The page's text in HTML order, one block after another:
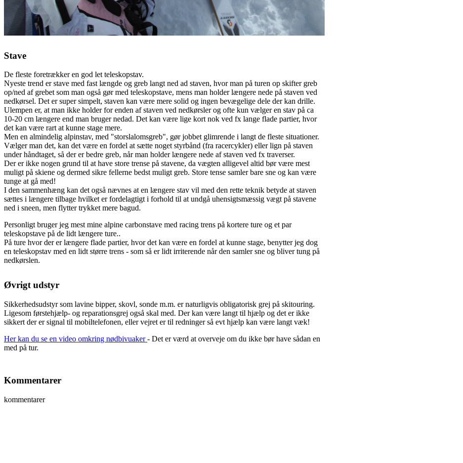
Stave
De fleste foretrækker en god let teleskopstav.
Nyeste trend er stave med fast længde og greb langt ned ad staven, hvor man på turen op skifter greb
op/ned af grebet som man også gør med teleskopstave, mens man holder længere nede på staven ved
nedkørsel. Det er super simpelt, staven kan være mere solid og ingen bevægelige dele der kan drille.
Ulempen er, at man ikke holder for enden af staven ved nedkørsler og ofte kun vælger en stav på ca
10-20 cm længere end man bruger nedad. Det kan være lige kort nok ved fx lange flade partier, hvor
det kan være rart at kunne stage mere.
Men en almindelig alpinstav, med "storslalomsgreb", gør jobbet glimrende i langt de fleste situationer.
Vælger man det, kan det være en fordel at sætte noget styrbånd (fra racercykler) eller lign på staven
under håndtaget, så der er bedre greb, når man holder længere nede af staven ved fx traverser.
Der er ikke nogen grund til at have store trense på stavene, da vægten alligevel altid bør være mest
muligt på skiene og dermed sikre fellerne bedst muligt greb. Store tense samler bare sne og kan være
tunge at gå med!
I den sammenhæng kan det også nævnes at en længere stav vil med den rette teknik betyde at staven
sættes i længere tilbage hvilket er fordelagtigt i forhold til at undgå uhensigtsmæssig vægt på stavene
ned i sneen, men flytter trykket mere bagud.
Personligt bruger jeg mest mine alpine carbonstave med racing trens på kortere ture og et par
teleskopstave på de lidt længere ture..
På ture hvor der er længere flade partier, hvor det kan være en fordel at kunne stage, benytter jeg dog
en teleskopstav med en lidt større trens - som så er lidt irriterende når den samler sne og bliver tung på
nedkørslen.
Øvrigt udstyr
Sikkerhedsudstyr som lavine bipper, skovl, sonde m.m. er naturligvis obligatorisk grej på skitouring.
Ligesom førstehjælp- og reparationsgrej også skal med. Der kan være langt til hjælp og det er ikke
sikkert der er signal til mobiltelefonen, eller vejret er til redninger så evt hjælp kan være langt væk!
Her kan du se en video omkring nødbivuaker- Det er værd at overveje om du ikke bør have sådan en
med på tur.
Kommentarer
kommentarer